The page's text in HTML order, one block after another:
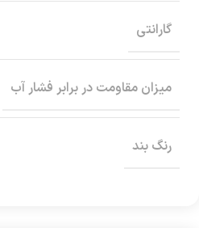
گارانتی
میزان مقاومت در برابر فشار آب
رنگ بند